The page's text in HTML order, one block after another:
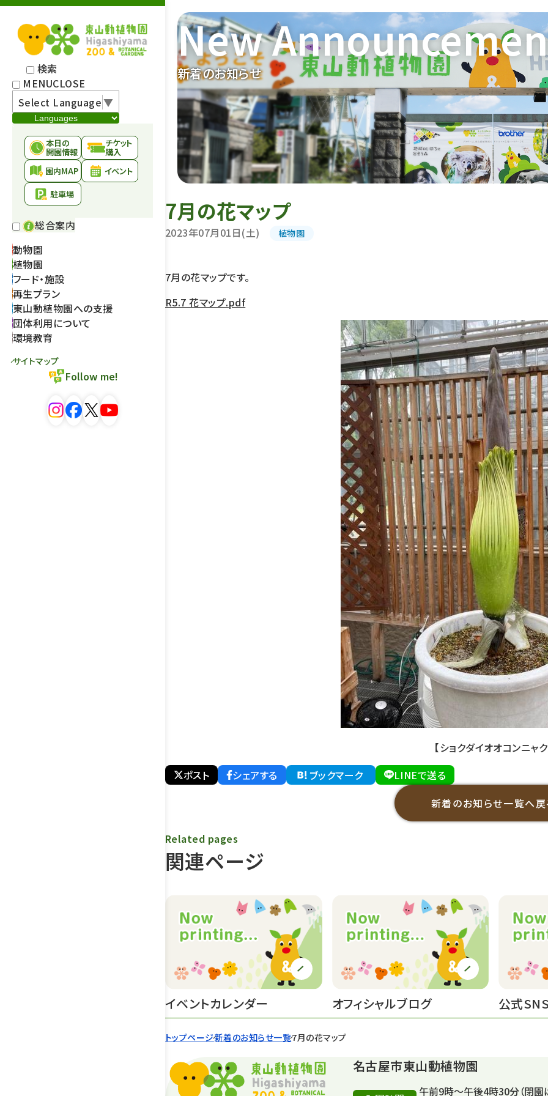
検索
MENUCLOSE
Select Language▼
本日の
開園情報
チケット
購入
園内MAP
イベント
駐車場
総合案内
動物園
植物園
フード・施設
再生プラン
東山動植物園への支援
団体利用について
環境教育
サイトマップ
Follow me!
新着のお知らせ
New
トップページ新着のお知らせ一覧7月の花マップ
7月の花マップ
2023年07月01日(土) 植物園
7月の花マップです。
R5.7 花マップ.pdf
【ショクダイオオコンニャク
ポスト
シェアする ブックマーク
LINEで送る
新着のお知らせ一覧へ
関連ページ
Related pages
イベントカレンダー オフィシャルブログ 公式
名古屋市東山動植物園
午前9時～午後4時30分（閉